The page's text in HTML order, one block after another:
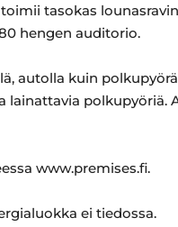
tasokas
hengen auditorio.
autolla kuin
polkupyöriä.
www.premises.fi.
ei tiedossa.